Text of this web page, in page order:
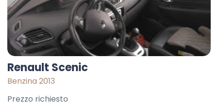
Renault Scenic
Benzina 2013
Prezzo richiesto